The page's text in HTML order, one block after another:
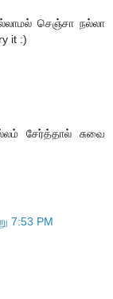
செஞ்சா நல்லா
it :)
சேர்த்தால் சுவை
7:53 PM